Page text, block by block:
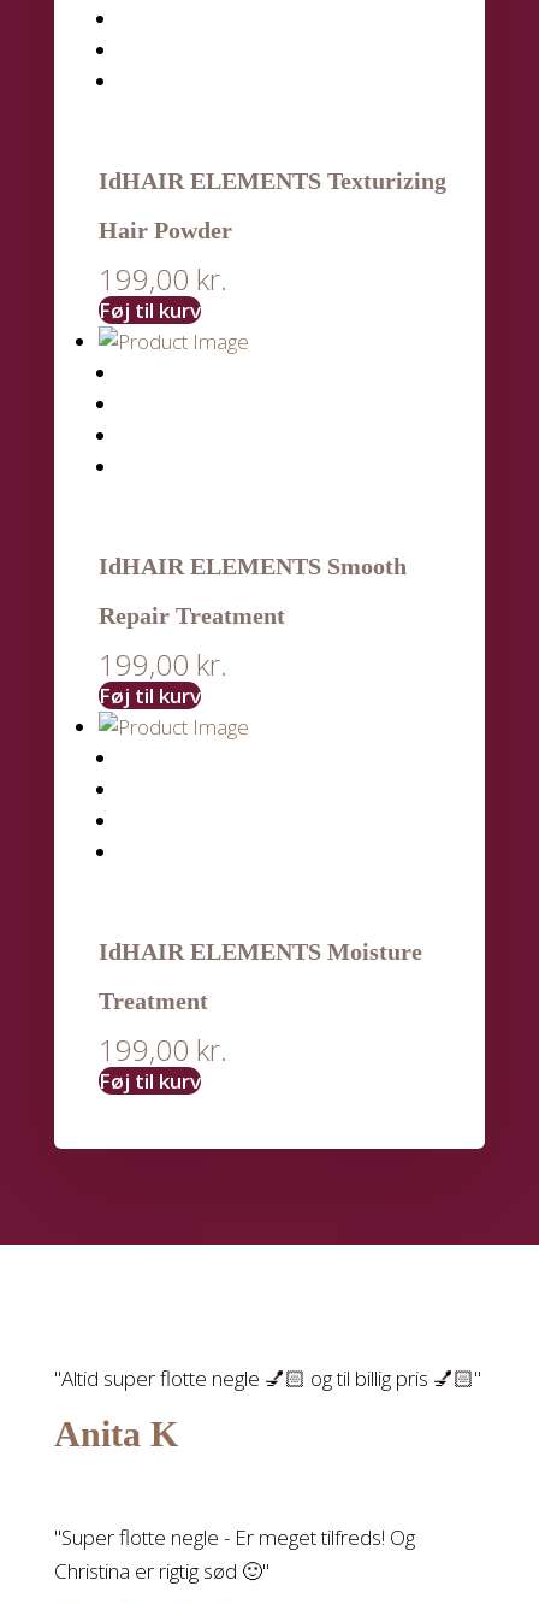
IdHAIR ELEMENTS Texturizing
Hair Powder
199,00 kr.
Føj til kurv
IdHAIR ELEMENTS Smooth
Repair Treatment
199,00 kr.
Føj til kurv
IdHAIR ELEMENTS Moisture
Treatment
199,00 kr.
Føj til kurv
"Altid super flotte negle 💅🏻 og til billig pris 💅🏻"
Anita K
"Super flotte negle - Er meget tilfreds! Og
Christina er rigtig sød 🙂"